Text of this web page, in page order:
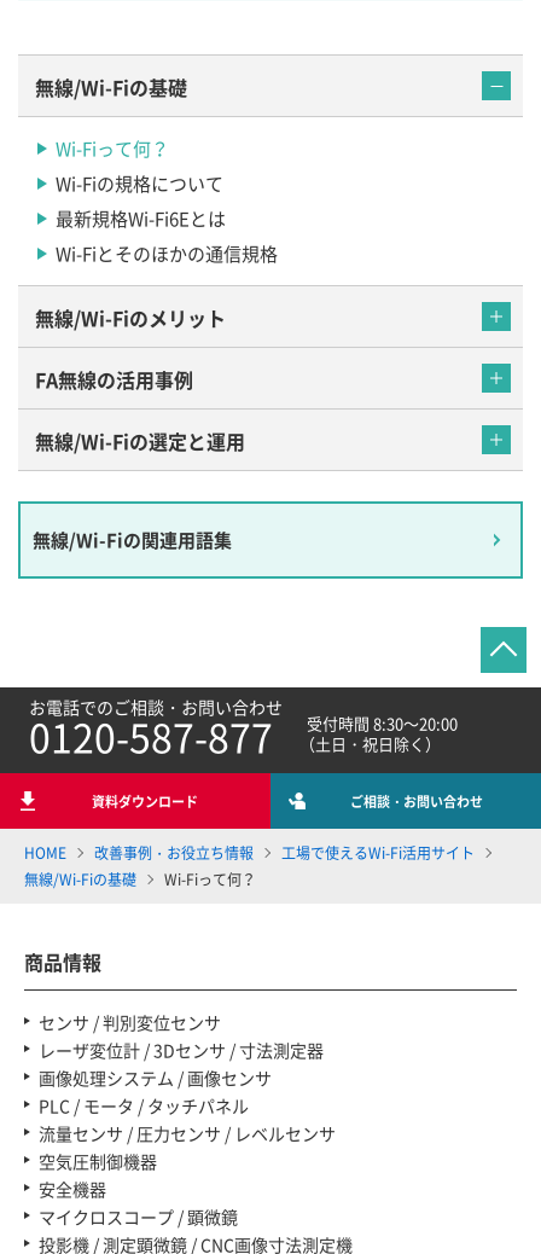
HOME 改善事例・お役立ち情報
工場で使えるWi-Fi活用サイト
無線/Wi-Fiの基礎
Wi-Fiって何？
無線/Wi-Fiの基礎
Wi-Fiって何？
Wi-Fiの規格について
最新規格Wi-Fi6Eとは
Wi-Fiとそのほかの通信規格
無線/Wi-Fiのメリット
FA無線の活用事例
無線/Wi-Fiの選定と運用
無線/Wi-Fiの関連用語集
お電話でのご相談・お問い合わせ
0120-587-877
受付時間 8:30～20:00
（土日・祝日除く）
資料ダウンロード ご相談・お問い合わせ
商品情報
センサ / 判別変位センサ
レーザ変位計 / 3Dセンサ / 寸法測定器
画像処理システム / 画像センサ
PLC / モータ / タッチパネル
流量センサ / 圧力センサ / レベルセンサ
空気圧制御機器
安全機器
マイクロスコープ / 顕微鏡
投影機 / 測定顕微鏡 / CNC画像寸法測定機